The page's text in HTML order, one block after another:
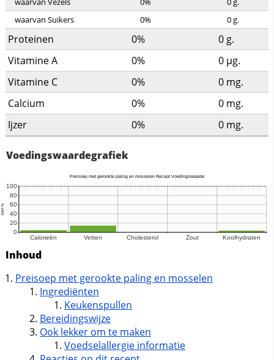
waarvan Suikers
0% 0g.
Proteinen 0% 0 g.
Vitamine A
0% 0 µg.
Vitamine C
0% 0 mg.
Calcium
0% 0 mg.
Ijzer
0% 0 mg.
Voedingswaardegrafiek
Inhoud
Preisoep met gerookte paling en mosselen
Ingrediënten
Keukenspullen
Bereidingswijze
Ook lekker om te maken
Voedselallergie informatie